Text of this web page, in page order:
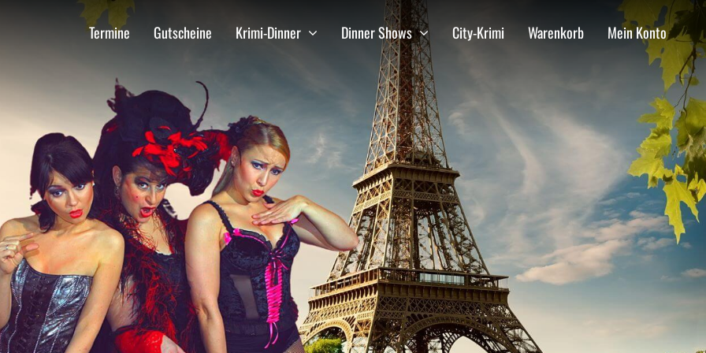
Termine Gutscheine Krimi-Dinner Dinner Shows City-Krimi Warenkorb Mein Konto